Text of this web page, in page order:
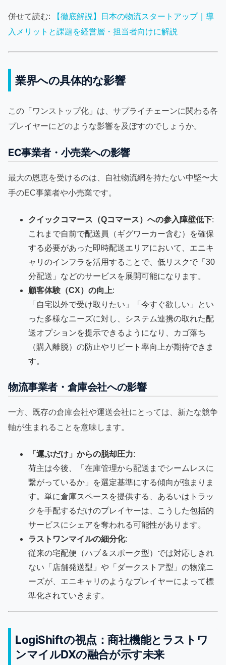
併せて読む:
【徹底解説】日本の物流スタートアップ｜導
入メリットと課題を経営層・担当者向けに解説
業界への具体的な影響
この「ワンストップ化」は、サプライチェーンに関わる各
プレイヤーにどのような影響を及ぼすのでしょうか。
EC事業者・小売業への影響
最大の恩恵を受けるのは、自社物流網を持たない中堅〜大
手のEC事業者や小売業です。
クイックコマース（Qコマース）への参入障壁低下:
これまで自前で配送員（ギグワーカー含む）を確保
する必要があった即時配送エリアにおいて、エニキ
ャリのインフラを活用することで、低リスクで「30
分配送」などのサービスを展開可能になります。
顧客体験（CX）の向上:
「自宅以外で受け取りたい」「今すぐ欲しい」とい
った多様なニーズに対し、システム連携の取れた配
送オプションを提示できるようになり、カゴ落ち
（購入離脱）の防止やリピート率向上が期待できま
す。
物流事業者・倉庫会社への影響
一方、既存の倉庫会社や運送会社にとっては、新たな競争
軸が生まれることを意味します。
「運ぶだけ」からの脱却圧力:
荷主は今後、「在庫管理から配送までシームレスに
繋がっているか」を選定基準にする傾向が強まりま
す。単に倉庫スペースを提供する、あるいはトラッ
クを手配するだけのプレイヤーは、こうした包括的
サービスにシェアを奪われる可能性があります。
ラストワンマイルの細分化:
従来の宅配便（ハブ＆スポーク型）では対応しきれ
ない「店舗発送型」や「ダークストア型」の物流ニ
ーズが、エニキャリのようなプレイヤーによって標
準化されていきます。
LogiShiftの視点：商社機能とラストワ
ンマイルDXの融合が示す未来